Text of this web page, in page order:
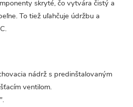
skryté, čo vytvára čistý a
To tiež uľahčuje údržbu a
nádrž s predinštalovaným
ventilom.